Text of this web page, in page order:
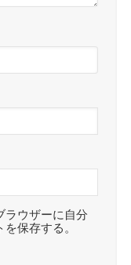
ラウザーに自分
保存する。